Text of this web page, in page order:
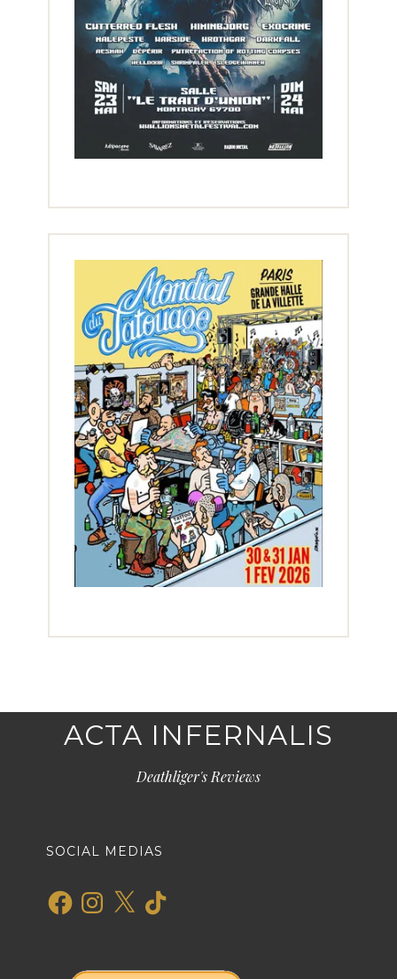
ACTA INFERNALIS
Deathliger's Reviews
SOCIAL MEDIAS
FacebookInstagram
X TikTok